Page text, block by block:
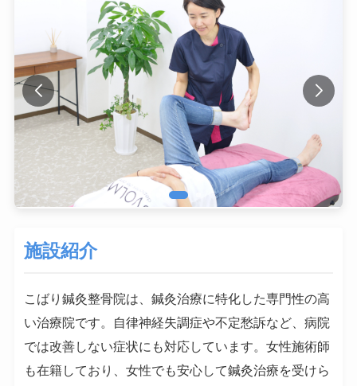
施設紹介
こばり鍼灸整骨院は、鍼灸治療に特化した専門性の高
い治療院です。自律神経失調症や不定愁訴など、病院
では改善しない症状にも対応しています。女性施術師
も在籍しており、女性でも安心して鍼灸治療を受けら